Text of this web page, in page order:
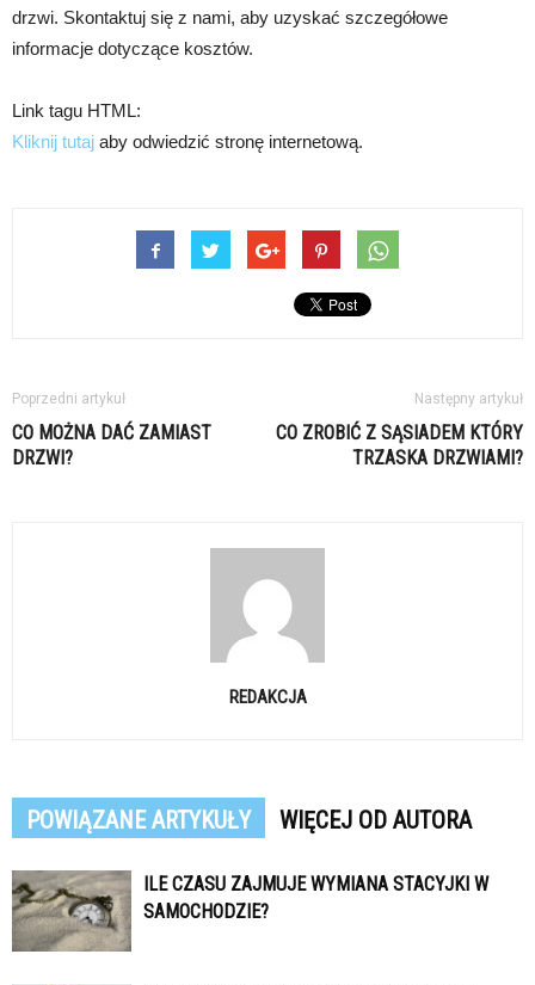
drzwi. Skontaktuj się z nami, aby uzyskać szczegółowe
informacje dotyczące kosztów.
Link tagu HTML:
Kliknij tutaj aby odwiedzić stronę internetową.
Poprzedni artykuł
CO MOŻNA DAĆ ZAMIAST
DRZWI?
Następny artykuł
CO ZROBIĆ Z SĄSIADEM KTÓRY
TRZASKA DRZWIAMI?
REDAKCJA
POWIĄZANE ARTYKUŁY WIĘCEJ OD AUTORA
ILE CZASU ZAJMUJE WYMIANA STACYJKI W
SAMOCHODZIE?